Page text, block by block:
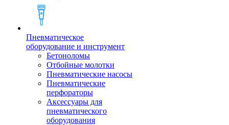
Пневматическое
оборудование и инструмент
Бетоноломы
Отбойные молотки
Пневматические насосы
Пневматические
перфораторы
Аксессуары для
пневматического
оборудования